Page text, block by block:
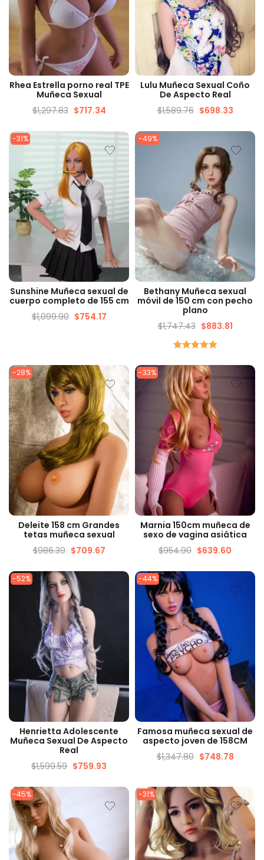
VISTA RÁPIDA
Rhea Estrella porno real TPE
Muñeca Sexual
$1,297.83 $717.34
VISTA RÁPIDA
Lulu Muñeca Sexual Coño
De Aspecto Real
$1,589.76 $698.33
-31%
VISTA RÁPIDA
Sunshine Muñeca sexual de
cuerpo completo de 155 cm
$1,099.90 $754.17
-49%
VISTA RÁPIDA
Bethany Muñeca sexual
móvil de 150 cm con pecho
plano
$1,747.43 $883.81
5.00de 5
-28%
VISTA RÁPIDA
Deleite 158 cm Grandes
tetas muñeca sexual
$986.39 $709.67
-33%
VISTA RÁPIDA
Marnia 150cm muñeca de
sexo de vagina asiática
$954.90 $639.60
-52%
VISTA RÁPIDA
Henrietta Adolescente
Muñeca Sexual De Aspecto
Real
$1,599.59 $759.93
-44%
VISTA RÁPIDA
Famosa muñeca sexual de
aspecto joven de 158CM
$1,347.80 $748.78
-45% -31%